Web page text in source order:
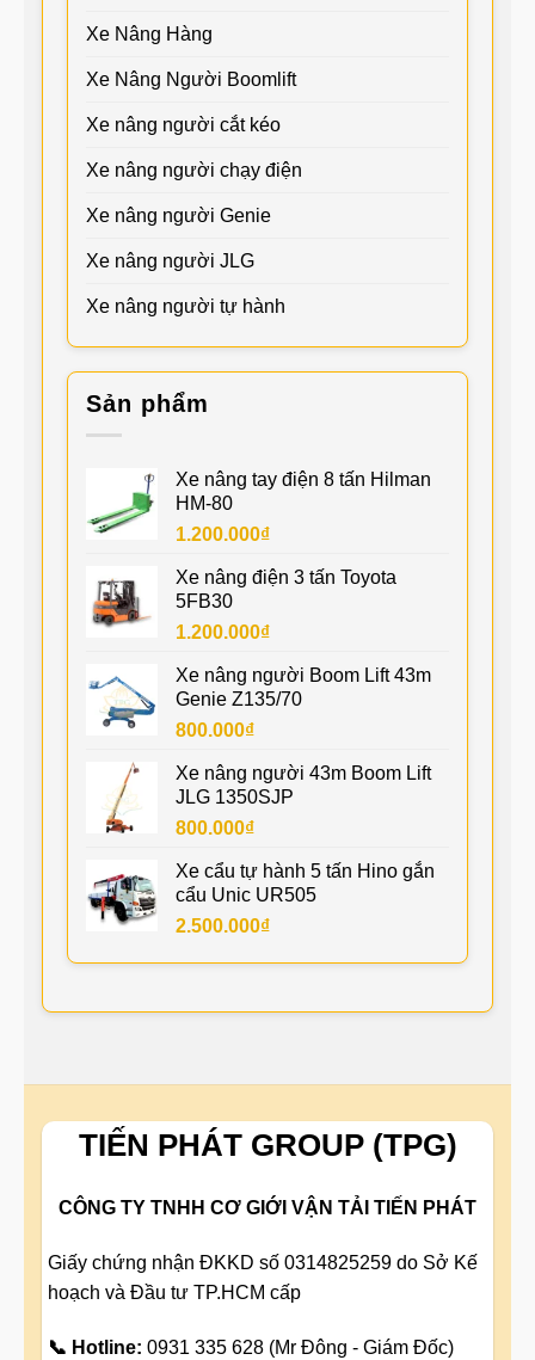
Xe Nâng Hàng
Xe Nâng Người Boomlift
Xe nâng người cắt kéo
Xe nâng người chạy điện
Xe nâng người Genie
Xe nâng người JLG
Xe nâng người tự hành
Sản phẩm
Xe nâng tay điện 8 tấn Hilman
HM-80
1.200.000₫
Xe nâng điện 3 tấn Toyota
5FB30
1.200.000₫
Xe nâng người Boom Lift 43m
Genie Z135/70
800.000₫
Xe nâng người 43m Boom Lift
JLG 1350SJP
800.000₫
Xe cẩu tự hành 5 tấn Hino gắn
cẩu Unic UR505
2.500.000₫
TIẾN PHÁT GROUP (TPG)
CÔNG TY TNHH CƠ GIỚI VẬN TẢI TIẾN PHÁT
Giấy chứng nhận ĐKKD số 0314825259 do Sở Kế
hoạch và Đầu tư TP.HCM cấp
📞 Hotline: 0931 335 628 (Mr Đông - Giám Đốc)